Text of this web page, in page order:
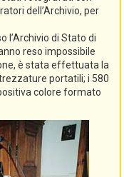
dell’Archivio, per
l’Archivio di Stato di
reso impossibile
è stata effettuata la
portatili; i 580
colore formato